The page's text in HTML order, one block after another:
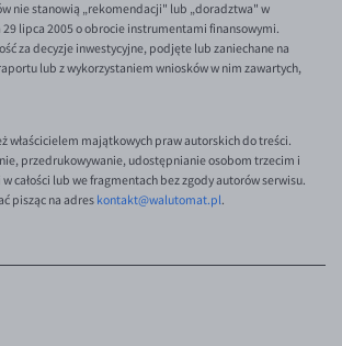
nie stanowią „rekomendacji" lub „doradztwa" w
lipca 2005 o obrocie instrumentami finansowymi.
za decyzje inwestycyjne, podjęte lub zaniechane na
lub z wykorzystaniem wniosków w nim zawartych,
właścicielem majątkowych praw autorskich do treści.
przedrukowywanie, udostępnianie osobom trzecim i
całości lub we fragmentach bez zgody autorów serwisu.
pisząc na adres kontakt@walutomat.pl.